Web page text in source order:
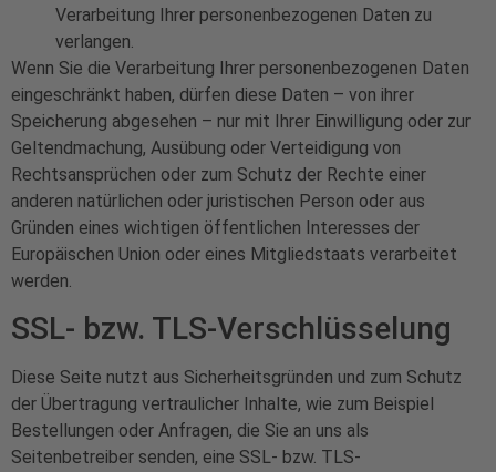
Verarbeitung Ihrer personenbezogenen Daten zu
verlangen.
Wenn Sie die Verarbeitung Ihrer personenbezogenen Daten
eingeschränkt haben, dürfen diese Daten – von ihrer
Speicherung abgesehen – nur mit Ihrer Einwilligung oder zur
Geltendmachung, Ausübung oder Verteidigung von
Rechtsansprüchen oder zum Schutz der Rechte einer
anderen natürlichen oder juristischen Person oder aus
Gründen eines wichtigen öffentlichen Interesses der
Europäischen Union oder eines Mitgliedstaats verarbeitet
werden.
SSL- bzw. TLS-Verschlüsselung
Diese Seite nutzt aus Sicherheitsgründen und zum Schutz
der Übertragung vertraulicher Inhalte, wie zum Beispiel
Bestellungen oder Anfragen, die Sie an uns als
Seitenbetreiber senden, eine SSL- bzw. TLS-